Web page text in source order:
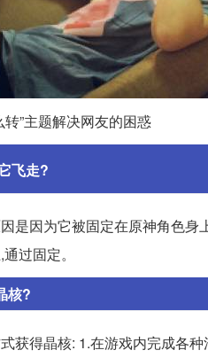
”主题解决网友的困惑
飞走?
是因为它被固定在原神角色身
过固定。
核?
获得晶核: 1.在游戏内完成各